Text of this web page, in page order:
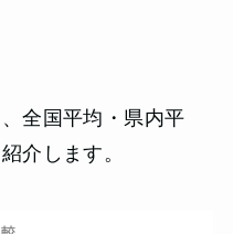
全国平均・県内平
介します。